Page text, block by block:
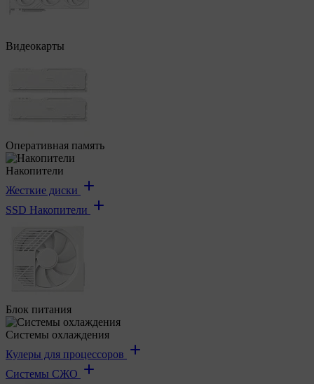
Видеокарты
Оперативная память
Накопители
Жесткие диски
SSD Накопители
Блок питания
Системы охлаждения
Кулеры для процессоров
Системы СЖО